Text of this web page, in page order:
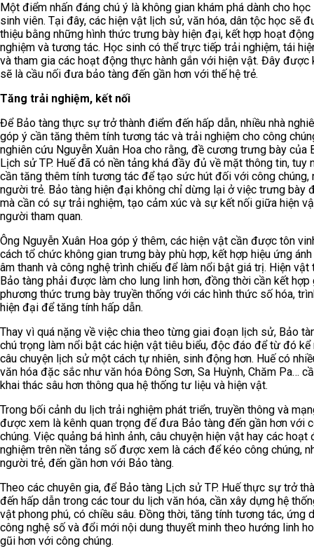
Một điểm nhấn đáng chú ý là không gian khám phá dành cho học
sinh viên. Tại đây, các hiện vật lịch sử, văn hóa, dân tộc học sẽ
thiệu bằng những hình thức trưng bày hiện đại, kết hợp hoạt
nghiệm và tương tác. Học sinh có thể trực tiếp trải nghiệm, tái
và tham gia các hoạt động thực hành gắn với hiện vật. Đây được
sẽ là cầu nối đưa bảo tàng đến gần hơn với thế hệ trẻ.
Tăng trải nghiệm, kết nối
Để Bảo tàng thực sự trở thành điểm đến hấp dẫn, nhiều nhà
góp ý cần tăng thêm tính tương tác và trải nghiệm cho công
nghiên cứu Nguyễn Xuân Hoa cho rằng, đề cương trưng bày của
Lịch sử TP. Huế đã có nền tảng khá đầy đủ về mặt thông tin, tuy
cần tăng thêm tính tương tác để tạo sức hút đối với công chúng,
người trẻ. Bảo tàng hiện đại không chỉ dừng lại ở việc trưng bày
mà cần có sự trải nghiệm, tạo cảm xúc và sự kết nối giữa hiện
người tham quan.
Ông Nguyễn Xuân Hoa góp ý thêm, các hiện vật cần được tôn
cách tổ chức không gian trưng bày phù hợp, kết hợp hiệu ứng
âm thanh và công nghệ trình chiếu để làm nổi bật giá trị. Hiện vật
Bảo tàng phải được làm cho lung linh hơn, đồng thời cần kết hợp
phương thức trưng bày truyền thống với các hình thức số hóa,
hiện đại để tăng tính hấp dẫn.
Thay vì quá nặng về việc chia theo từng giai đoạn lịch sử, Bảo
chú trọng làm nổi bật các hiện vật tiêu biểu, độc đáo để từ đó kể
câu chuyện lịch sử một cách tự nhiên, sinh động hơn. Huế có
văn hóa đặc sắc như văn hóa Đông Sơn, Sa Huỳnh, Chăm Pa…
khai thác sâu hơn thông qua hệ thống tư liệu và hiện vật.
Trong bối cảnh du lịch trải nghiệm phát triển, truyền thông và
được xem là kênh quan trọng để đưa Bảo tàng đến gần hơn với
chúng. Việc quảng bá hình ảnh, câu chuyện hiện vật hay các hoạt
nghiệm trên nền tảng số được xem là cách để kéo công chúng,
người trẻ, đến gần hơn với Bảo tàng.
Theo các chuyên gia, để Bảo tàng Lịch sử TP. Huế thực sự trở
đến hấp dẫn trong các tour du lịch văn hóa, cần xây dựng hệ
vật phong phú, có chiều sâu. Đồng thời, tăng tính tương tác, ứng
công nghệ số và đổi mới nội dung thuyết minh theo hướng linh
gũi hơn với công chúng.